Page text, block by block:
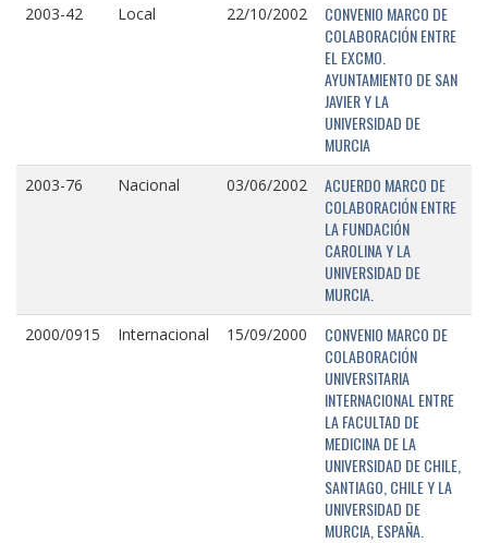
2003-42 Local 22/10/2002
CONVENIO MARCO DE
COLABORACIÓN ENTRE
EL EXCMO.
AYUNTAMIENTO DE SAN
JAVIER Y LA
UNIVERSIDAD DE
MURCIA
2003-76 Nacional 03/06/2002
ACUERDO MARCO DE
COLABORACIÓN ENTRE
LA FUNDACIÓN
CAROLINA Y LA
UNIVERSIDAD DE
MURCIA.
2000/0915 Internacional 15/09/2000
CONVENIO MARCO DE
COLABORACIÓN
UNIVERSITARIA
INTERNACIONAL ENTRE
LA FACULTAD DE
MEDICINA DE LA
UNIVERSIDAD DE CHILE,
SANTIAGO, CHILE Y LA
UNIVERSIDAD DE
MURCIA, ESPAÑA.